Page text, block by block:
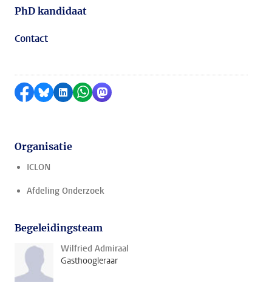
PhD kandidaat
Contact
Delen op Facebook
Delen via Bluesky
Delen op LinkedIn
Delen via WhatsApp
Delen via Mastodon
Organisatie
ICLON
Afdeling Onderzoek
Begeleidingsteam
Wilfried Admiraal
Gasthoogleraar